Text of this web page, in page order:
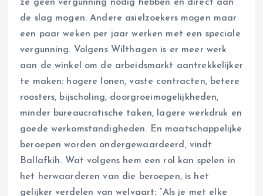
ze geen vergunning nodig hebben en direct aan
de slag mogen. Andere asielzoekers mogen maar
een paar weken per jaar werken met een speciale
vergunning. Volgens Wilthagen is er meer werk
aan de winkel om de arbeidsmarkt aantrekkelijker
te maken: hogere lonen, vaste contracten, betere
roosters, bijscholing, doorgroeimogelijkheden,
minder bureaucratische taken, lagere werkdruk en
goede werkomstandigheden. En maatschappelijke
beroepen worden ondergewaardeerd, vindt
Ballafkih. Wat volgens hem een rol kan spelen in
het herwaarderen van die beroepen, is het
gelijker verdelen van welvaart: “Als je met elke